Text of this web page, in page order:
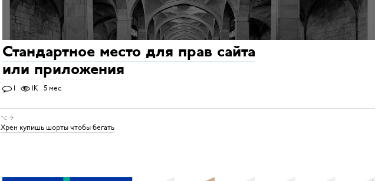
Стандартное место для прав сайта
или приложения
1 1K 5 мес
⌥ →
Хрен купишь шорты чтобы бегать